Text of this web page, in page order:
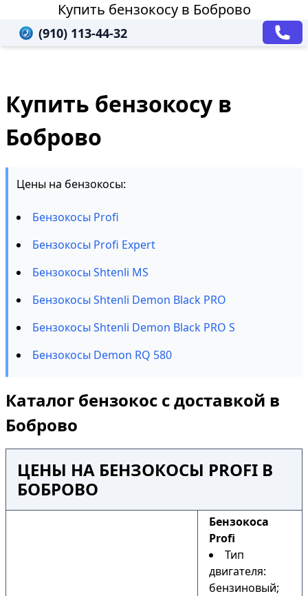
Купить бензокосу в Боброво
(910) 113-44-32
Купить бензокосу в
Боброво
Цены на бензокосы:
Бензокосы Profi
Бензокосы Profi Expert
Бензокосы Shtenli MS
Бензокосы Shtenli Demon Black PRO
Бензокосы Shtenli Demon Black PRO S
Бензокосы Demon RQ 580
Каталог бензокос с доставкой в
Боброво
ЦЕНЫ НА БЕНЗОКОСЫ PROFI В
БОБРОВО
Бензокоса
Profi
Тип
двигателя:
бензиновый;